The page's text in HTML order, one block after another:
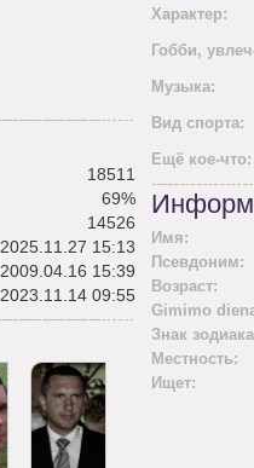
18511
69%
14526
2025.11.27 15:13
2009.04.16 15:39
2023.11.14 09:55
Характер:
Гобби,
Mузыка:
Вид спорта:
Ещё кое-что:
Имя:
Псевдоним:
Возраст:
Gimimo
Знак
Местность:
Ищет: